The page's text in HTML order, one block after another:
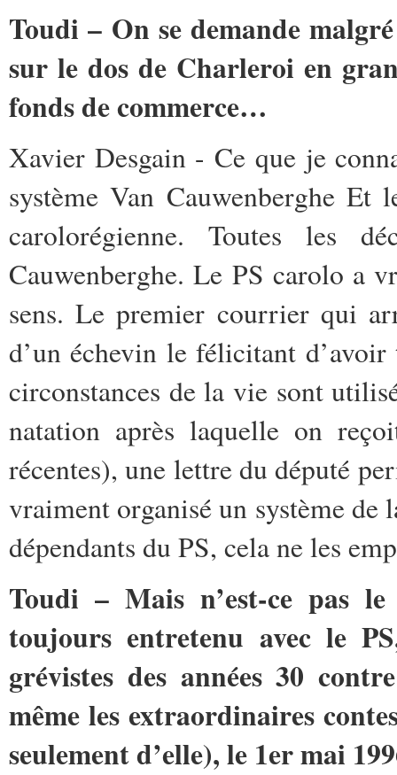
Toudi – On se demande
sur le dos de Charleroi en
fonds de commerce…
Xavier Desgain - Ce que je
système Van Cauwenberghe
carolorégienne. Toutes les
Cauwenberghe. Le PS carolo a
sens. Le premier courrier qui
d’un échevin le félicitant
circonstances de la vie sont
natation après laquelle on
récentes), une lettre du député
vraiment organisé un système de
dépendants du PS, cela ne les
Toudi – Mais n’est-ce pas
toujours entretenu avec le
grévistes des années 30
même les extraordinaires
seulement d’elle), le 1er mai